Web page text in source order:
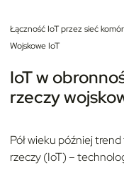
Łączność IoT przez sieć
Wojskowe IoT
IoT w
rzeczy
Pół wieku później
rzeczy (IoT) –